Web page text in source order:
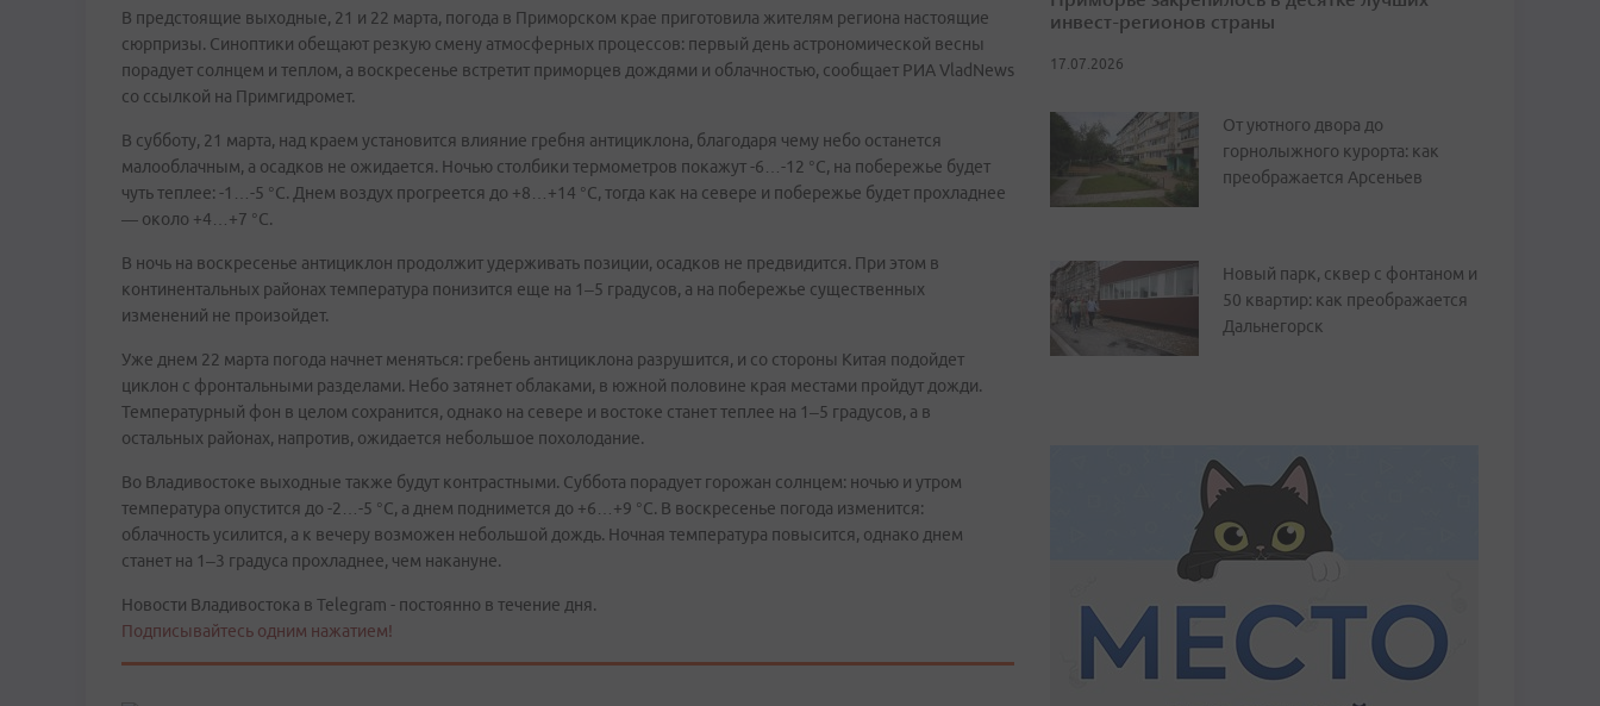
В предстоящие выходные, 21 и 22 марта, погода в Приморском крае приготовила жителям региона настоящие
сюрпризы. Синоптики обещают резкую смену атмосферных процессов: первый день астрономической весны
порадует солнцем и теплом, а воскресенье встретит приморцев дождями и облачностью, сообщает РИА VladNews
со ссылкой на Примгидромет.
В субботу, 21 марта, над краем установится влияние гребня антициклона, благодаря чему небо останется
малооблачным, а осадков не ожидается. Ночью столбики термометров покажут -6…-12 °C, на побережье будет
чуть теплее: -1…-5 °C. Днем воздух прогреется до +8…+14 °C, тогда как на севере и побережье будет прохладнее
— около +4…+7 °C.
В ночь на воскресенье антициклон продолжит удерживать позиции, осадков не предвидится. При этом в
континентальных районах температура понизится еще на 1–5 градусов, а на побережье существенных
изменений не произойдет.
Уже днем 22 марта погода начнет меняться: гребень антициклона разрушится, и со стороны Китая подойдет
циклон с фронтальными разделами. Небо затянет облаками, в южной половине края местами пройдут дожди.
Температурный фон в целом сохранится, однако на севере и востоке станет теплее на 1–5 градусов, а в
остальных районах, напротив, ожидается небольшое похолодание.
Во Владивостоке выходные также будут контрастными. Суббота порадует горожан солнцем: ночью и утром
температура опустится до -2…-5 °C, а днем поднимется до +6…+9 °C. В воскресенье погода изменится:
облачность усилится, а к вечеру возможен небольшой дождь. Ночная температура повысится, однако днем
станет на 1–3 градуса прохладнее, чем накануне.
Новости Владивостока в Telegram - постоянно в течение дня.
Подписывайтесь одним нажатием!
инвест-регионов страны
17.07.2026
От уютного двора до
горнолыжного курорта: как
преображается Арсеньев
Новый парк, сквер с фонтаном и
50 квартир: как преображается
Дальнегорск